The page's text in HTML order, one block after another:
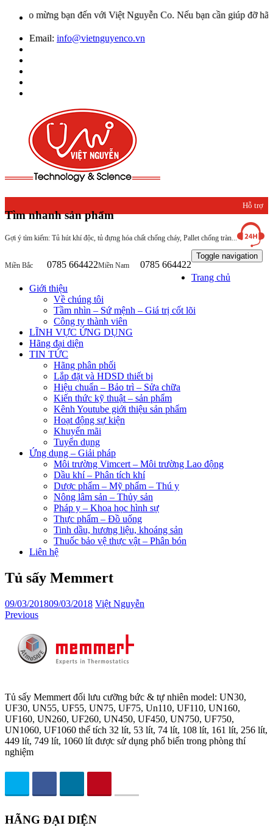
mừng bạn đến với Việt Nguyễn Co. Nếu bạn cần giúp đỡ hãy
Email: info@vietnguyenco.vn
Tìm nhanh sản phẩm
Gợi ý tìm kiếm: Tủ hút khí độc, tủ đựng hóa chất chống cháy, Pallet chống tràn...
Hỗ trợ
khách
hàng
Miền Bắc 0785 664422Miền Nam 0785 664422
Toggle navigation
Trang chủ
Giới thiệu
Về chúng tôi
Tầm nhìn – Sứ mệnh – Giá trị cốt lõi
Công ty thành viên
LĨNH VỰC ỨNG DỤNG
Hãng đại diện
TIN TỨC
Hãng phân phối
Lắp đặt và HDSD thiết bị
Hiệu chuẩn – Bảo trì – Sửa chữa
Kiến thức kỹ thuật – sản phẩm
Kênh Youtube giới thiệu sản phẩm
Hoạt động sự kiện
Khuyến mãi
Tuyển dụng
Ứng dụng – Giải pháp
Môi trường Vimcert – Môi trường Lao động
Dầu khí – Phân tích khí
Dược phẩm – Mỹ phẩm – Thú y
Nông lâm sản – Thủy sản
Pháp y – Khoa học hình sự
Thực phẩm – Đồ uống
Tinh dầu, hương liệu, khoáng sản
Thuốc bảo vệ thực vật – Phân bón
Liên hệ
Tủ sấy Memmert
09/03/201809/03/2018 Việt Nguyễn
Previous
Tủ sấy Memmert đối lưu cưỡng bức & tự nhiên model: UN30,
UF30, UN55, UF55, UN75, UF75, Un110, UF110, UN160,
UF160, UN260, UF260, UN450, UF450, UN750, UF750,
UN1060, UF1060 thể tích 32 lít, 53 lít, 74 lít, 108 lít, 161 lít, 256 lít,
449 lít, 749 lít, 1060 lít được sử dụng phổ biến trong phòng thí
nghiệm
HÃNG ĐẠI DIỆN